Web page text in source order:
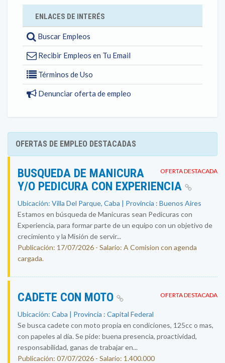
ENLACES DE INTERÉS
Buscar Empleos
Recibir Empleos en Tu Email
Términos de Uso
Denunciar oferta de empleo
OFERTAS DE EMPLEO DESTACADAS
OFERTA DESTACADA
BUSQUEDA DE MANICURA
Y/O PEDICURA CON EXPERIENCIA
Ubicación: Villa Del Parque, Caba | Provincia : Buenos Aires
Estamos en búsqueda de Manicuras sean Pedicuras con
Experiencia, para formar parte de un equipo con un objetivo de
crecimiento y la Misión de servir...
Publicación: 17/07/2026 - Salario: A Comision con agenda
cargada.
OFERTA DESTACADA
CADETE CON MOTO
Ubicación: Caba | Provincia : Capital Federal
Se busca cadete con moto propia en condiciones, 125cc o mas,
con papeles al día. Se pide: buena presencia, proactividad,
responsabilidad, ganas de trabajar en...
Publicación: 07/07/2026 - Salario: 1.400.000